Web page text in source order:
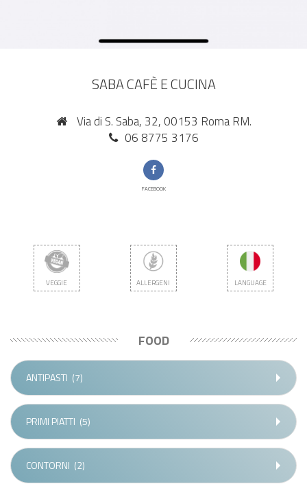
SABA CAFÈ E CUCINA
Via di S. Saba, 32, 00153 Roma RM.
06 8775 3176
FACEBOOK
VEGGIE ALLERGENI LANGUAGE
FOOD
ANTIPASTI (7)
PRIMI PIATTI (5)
CONTORNI (2)